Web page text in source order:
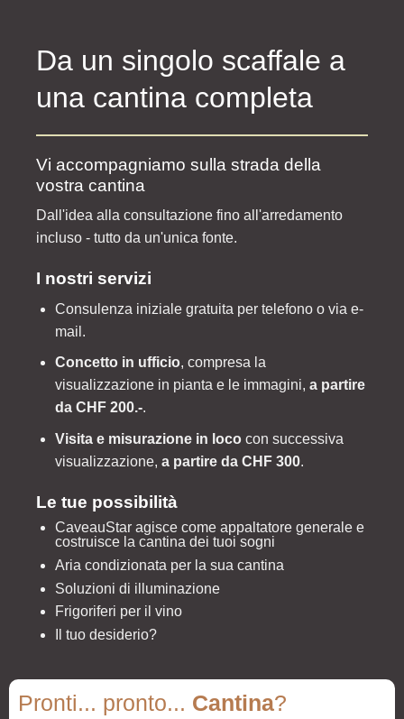
Da un singolo scaffale a
una cantina completa
Vi accompagniamo sulla strada della
vostra cantina
Dall'idea alla consultazione fino all'arredamento
incluso - tutto da un'unica fonte.
I nostri servizi
Consulenza iniziale gratuita per telefono o via e-
mail.
Concetto in ufficio, compresa la
visualizzazione in pianta e le immagini, a partire
da CHF 200.-.
Visita e misurazione in lococon successiva
visualizzazione, a partire da CHF 300.
Le tue possibilità
CaveauStar agisce come appaltatore generale e
costruisce la cantina dei tuoi sogni
Aria condizionata per la sua cantina
Soluzioni di illuminazione
Frigoriferi per il vino
Il tuo desiderio?
Pronti... pronto... Cantina?